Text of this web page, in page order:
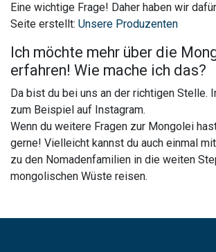
Eine wichtige Frage! Daher haben wir
Seite erstellt: Unsere Produzenten
Ich möchte mehr über die
erfahren! Wie mache ich das?
Da bist du bei uns an der richtigen Stelle.
zum Beispiel auf Instagram.
Wenn du weitere Fragen zur Mongolei
gerne! Vielleicht kannst du auch einmal
zu den Nomadenfamilien in die weiten
mongolischen Wüste reisen.